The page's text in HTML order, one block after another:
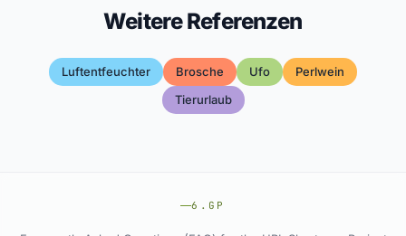
Weitere Referenzen
Luftentfeuchter Brosche Ufo
Perlwein
Tierurlaub
6.GP